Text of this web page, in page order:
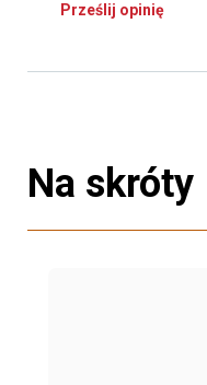
Prześlij opinię
Na skróty